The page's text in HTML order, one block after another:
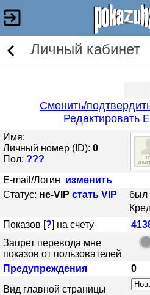
Личный кабинет
Сменить/
Редактировать
Имя:
Личный номер (ID): 0
Пол: ???
E-mail/Логин изменить
Статус: не-VIP стать VIP
был
Показов [?] на счету
Запрет перевода мне
показов от пользователей
Предупреждения
0
Вид главной страницы